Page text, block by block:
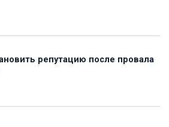
репутацию после провала